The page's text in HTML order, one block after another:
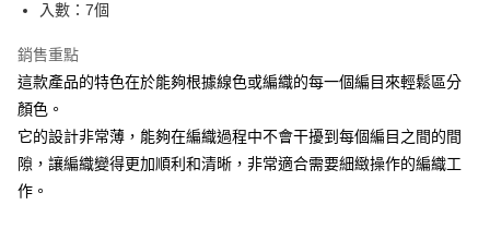
大哥付你分期
相關說明
1.本服務由台灣大哥大提供，台灣大哥大用戶可立即使用無須另外申請。
2.付款方式選擇「大哥付你分期」，訂單成立後會自動跳轉到大哥付的交易
流程，驗證手機門號後，選擇欲分期的期數、繳款截止日，確認付款後即完
成交易。
AFTEE先享後付
相關說明
【關於「AFTEE先享後付」】
入數：7個
銷售重點
這款產品的特色在於能夠根據線色或編織的每一個編目來輕鬆區分
顏色。
它的設計非常薄，能夠在編織過程中不會干擾到每個編目之間的間
隙，讓編織變得更加順利和清晰，非常適合需要細緻操作的編織工
作。